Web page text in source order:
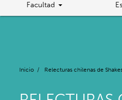
Facultad
Inicio / Relecturas chilenas de